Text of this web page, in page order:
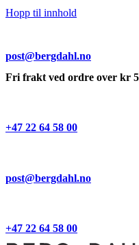
Hopp til innhold
post@bergdahl.no
Fri frakt ved ordre over kr
+47 22 64 58 00
post@bergdahl.no
+47 22 64 58 00